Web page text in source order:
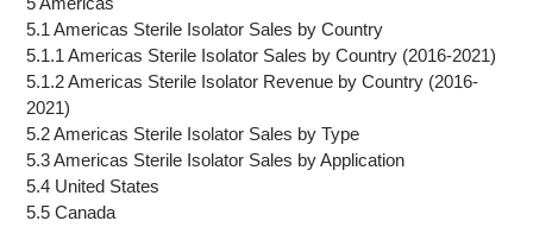
5.1 Americas Sterile Isolator Sales by Country
5.1.1 Americas Sterile Isolator Sales by Country (2016-2021)
5.1.2 Americas Sterile Isolator Revenue by Country (2016-
2021)
5.2 Americas Sterile Isolator Sales by Type
5.3 Americas Sterile Isolator Sales by Application
5.4 United States
5.5 Canada